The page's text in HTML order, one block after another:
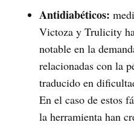
Antidiabéticos:
Victoza y Trulicity
notable en la
relacionadas con la
traducido en
En el caso de estos
la herramienta han